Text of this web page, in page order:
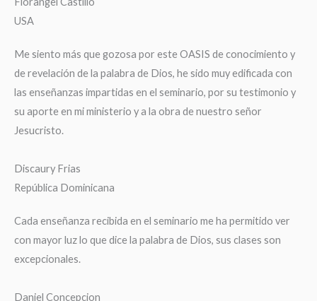
USA
Me siento más que gozosa por este OASIS de conocimiento y
de revelación de la palabra de Dios, he sido muy edificada con
las enseñanzas impartidas en el seminario, por su testimonio y
su aporte en mi ministerio y a la obra de nuestro señor
Jesucristo.
Discaury Frias
República Dominicana
Cada enseñanza recibida en el seminario me ha permitido ver
con mayor luz lo que dice la palabra de Dios, sus clases son
excepcionales.
Daniel Concepcion